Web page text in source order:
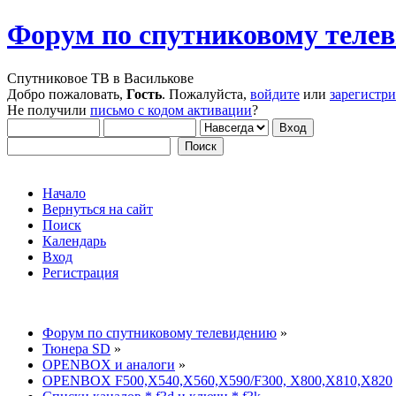
Форум по спутниковому
Спутниковое ТВ в Василькове
Добро пожаловать, Гость. Пожалуйста, войдите или
Не получили письмо с кодом активации?
Начало
Вернуться на сайт
Поиск
Календарь
Вход
Регистрация
Форум по спутниковому телевидению »
Тюнера SD »
OPENBOX и аналоги »
OPENBOX F500,X540,X560,X590/F300, X800,X810,X820